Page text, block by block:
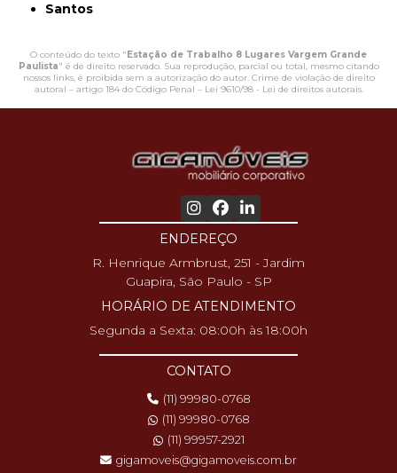
Santos
O conteúdo do texto "Estação de Trabalho 8 Lugares Vargem Grande
Paulista" é de direito reservado. Sua reprodução, parcial ou total, mesmo citando
nossos links, é proibida sem a autorização do autor. Crime de violação de direito
autoral – artigo 184 do Código Penal – Lei 9610/98 - Lei de direitos autorais.
ENDEREÇO
R. Henrique Armbrust, 251 - Jardim
Guapira, São Paulo - SP
HORÁRIO DE ATENDIMENTO
Segunda a Sexta: 08:00h às 18:00h
CONTATO
(11) 99980-0768
(11) 99980-0768
(11) 99957-2921
gigamoveis@gigamoveis.com.br